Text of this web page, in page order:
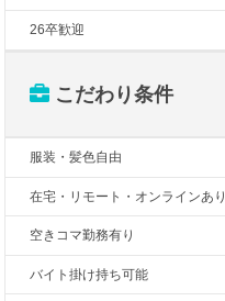
26卒歓迎
こだわり条件
服装・髪色自由
在宅・リモート・オンラインあり
空きコマ勤務有り
バイト掛け持ち可能